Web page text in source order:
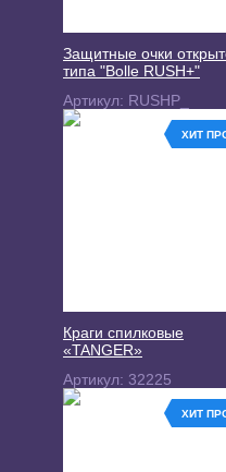
Защитные очки
типа "Bolle RUSH+"
Артикул: RUSHP_
ХИТ
Краги спилковые
«TANGER»
Артикул: 32225
ХИТ